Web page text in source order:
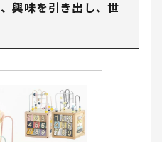
興味を引き出し、世